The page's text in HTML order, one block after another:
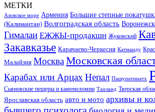
МЕТКИ
Азовское море Армения Большие степные
(Калимантан) Волгоградская область
Гималаи ЕЖЖЫ-продакшн Жуковский
Закавказье Карачаево-Черкесия Катманду
Малайзия МоскваМосковская
Карабах или Арцах Непал Пашупатинатх
Сьяновские пещеры и каменоломни Таиланд Тверская
Ярославская область авто и мото архивы и